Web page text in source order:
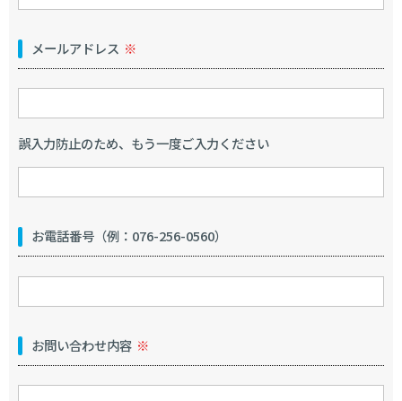
メールアドレス ※
誤入力防止のため、もう一度ご入力ください
お電話番号（例：076-256-0560）
お問い合わせ内容 ※